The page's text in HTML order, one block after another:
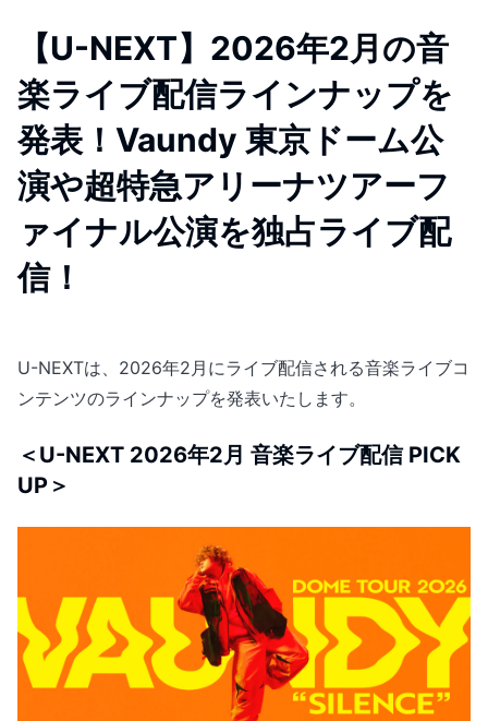
【U-NEXT】2026年2月の音
楽ライブ配信ラインナップを
発表！Vaundy 東京ドーム公
演や超特急アリーナツアーフ
ァイナル公演を独占ライブ配
信！
U-NEXTは、2026年2月にライブ配信される音楽ライブコ
ンテンツのラインナップを発表いたします。
＜U-NEXT 2026年2月 音楽ライブ配信 PICK
UP＞